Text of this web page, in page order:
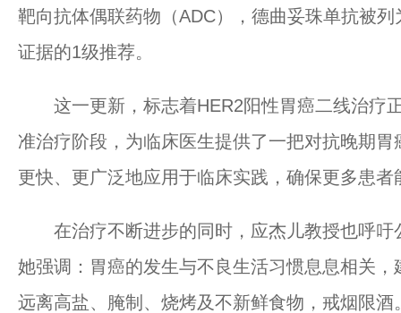
靶向抗体偶联药物（ADC），德曲妥珠单抗被
证据的1级推荐。
这一更新，标志着HER2阳性胃癌二线治疗
准治疗阶段，为临床医生提供了一把对抗晚期胃
更快、更广泛地应用于临床实践，确保更多患
在治疗不断进步的同时，应杰儿教授也呼吁
她强调：胃癌的发生与不良生活习惯息息相关
远离高盐、腌制、烧烤及不新鲜食物，戒烟限